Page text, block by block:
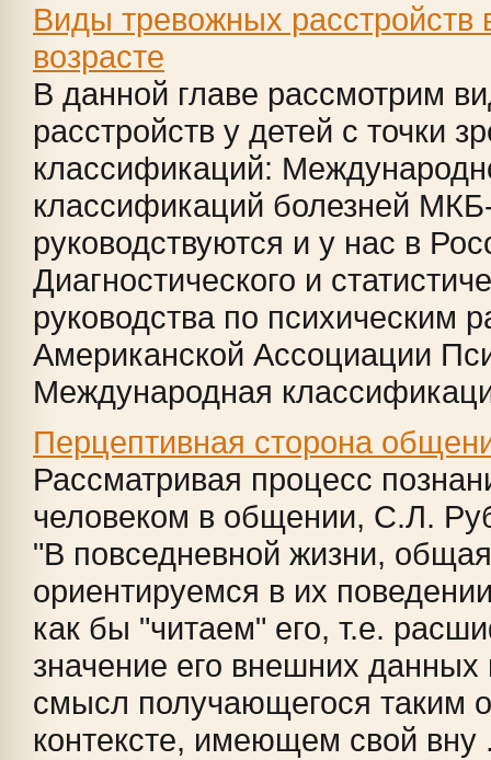
Виды тревожных расстройств
возрасте
В данной главе рассмотрим
расстройств у детей с точки
классификаций:
классификаций болезней
руководствуются и у нас в
Диагностического и
руководства по психическим
Американской Ассоциации
Международная
Перцептивная сторона
Рассматривая процесс
человеком в общении, С.Л.
"В повседневной жизни,
ориентируемся в их
как бы "читаем" его, т.е.
значение его внешних
смысл получающегося таким
контексте, имеющем свой вну